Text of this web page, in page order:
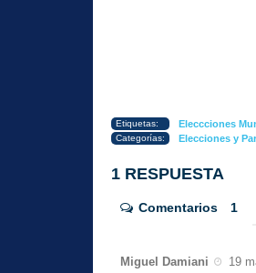
Etiquetas: Eleccciones
Categorías: Elecciones y
1 RESPUESTA
Comentarios 1
Miguel Damiani 19